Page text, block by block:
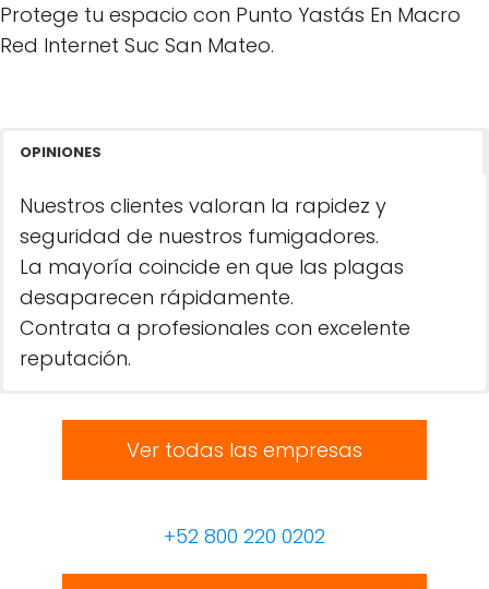
Protege tu espacio con Punto Yastás En Macro
Red Internet Suc San Mateo.
OPINIONES
Nuestros clientes valoran la rapidez y
seguridad de nuestros fumigadores.
La mayoría coincide en que las plagas
desaparecen rápidamente.
Contrata a profesionales con excelente
reputación.
Ver todas las empresas
+52 800 220 0202